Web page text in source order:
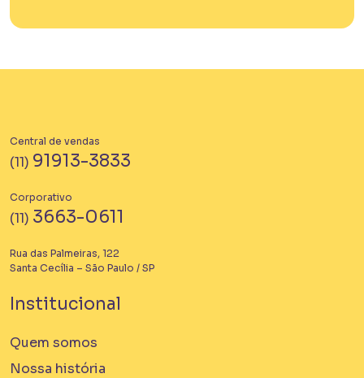
Central de vendas
(11) 91913-3833
Corporativo
(11) 3663-0611
Rua das Palmeiras, 122
Santa Cecília – São Paulo / SP
Institucional
Quem somos
Nossa história